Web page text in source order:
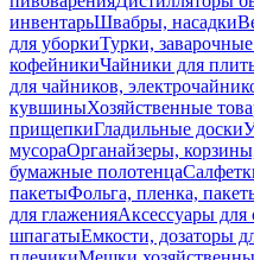
инвентарьШвабры, насадки
для уборкиТурки,
кофейникиЧайники для
для чайников,
кувшиныХозяйственные
прищепкиГладильные доски
мусораОрганайзеры,
бумажные полотенца
пакетыФольга, пленка,
для глаженияАксессуары для
шпагатыЕмкости, дозаторы